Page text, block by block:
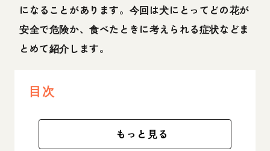
になることがあります。今回は犬にとってどの花が
安全で危険か、食べたときに考えられる症状などま
とめて紹介します。
目次
もっと見る